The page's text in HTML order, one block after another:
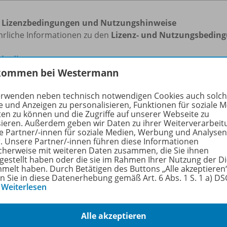
Lizenzbedingungen und Nutzungshinweise
Informationen zu den Lizenz- und
Lizenzdauer:
vor dem 1. Maisindbis 30. September desselben
ab dem 1. Maigeltenfür das gesamte folgende
Produkte
bei Westermann
neben technisch notwendigen Cookies auch
und Anzeigen zu personalisieren, Funktionen für soziale
zu können und die Zugriffe auf unserer Webseite zu
Außerdem geben wir Daten zu ihrer
Partner/-innen für soziale Medien, Werbung und Analysen
Unsere Partner/-innen führen diese Informationen
mit weiteren Daten zusammen, die Sie ihnen
haben oder die sie im Rahmen Ihrer Nutzung der
haben. Durch Betätigen des Buttons „Alle
Sie in diese Datenerhebung gemäß Art. 6 Abs. 1 S. 1 a)
Weiterlesen
Alle akzeptieren